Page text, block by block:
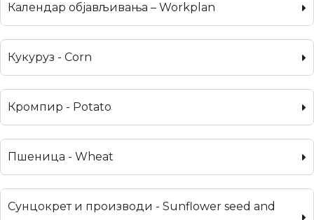
Календар објављивања – Workplan
Кукуруз - Corn
Кромпир - Potato
Пшеница - Wheat
Сунцокрет и производи - Sunflower seed and